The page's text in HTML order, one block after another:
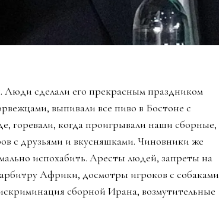
Люди сделали его прекрасным праздником
выпивали все пиво в Бостоне с
горевали, когда проигрывали наши сборные,
с друзьями и вкусняшками. Чиновники же
испохабить. Аресты людей, запреты на
Африки, досмотры игроков с собаками
сборной Ирана, возмутительные